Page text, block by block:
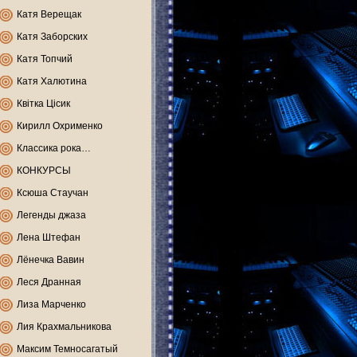
Катя Верещак
Катя Заборских
Катя Топчий
Катя Халютина
Квітка Цісик
Кирилл Охрименко
Классика рока…
КОНКУРСЫ
Ксюша Стаучан
Легенды джаза
Лена Штефан
Лёнечка Вавин
Леся Дранная
Лиза Марченко
Лия Крахмальникова
Максим Темносагатый